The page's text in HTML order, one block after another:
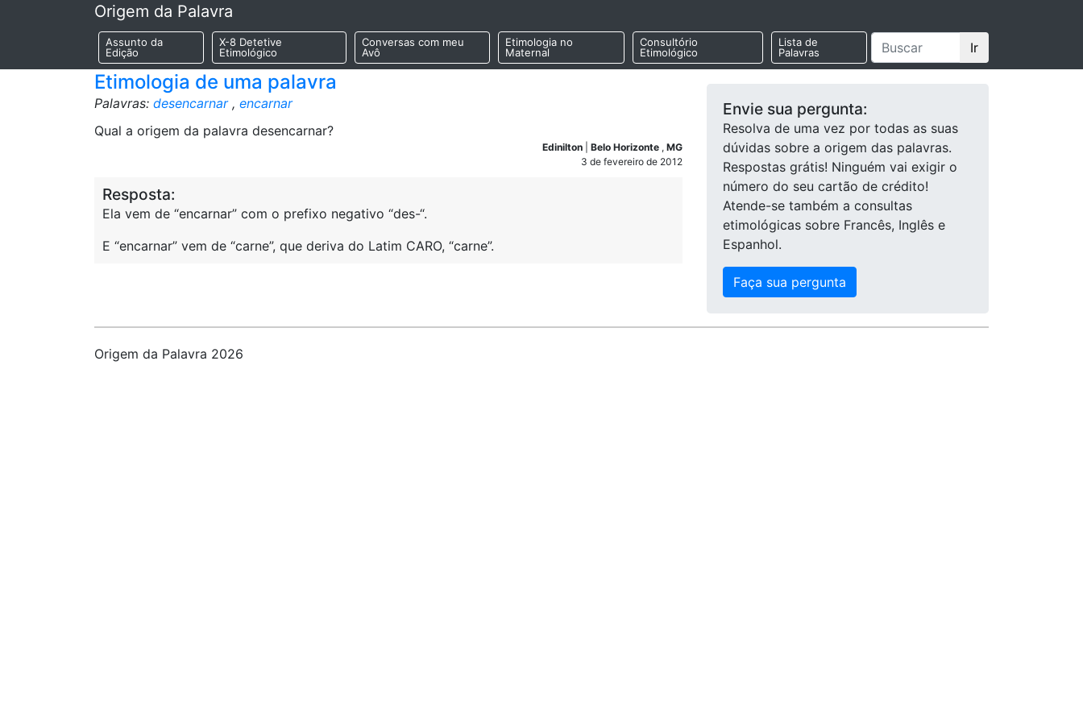
Origem da Palavra
Assunto da
Edição
X-8 Detetive
Etimológico
Conversas com meu
Avô
Etimologia no
Maternal
Consultório
Etimológico
Lista de
Palavras
Ir
Etimologia de uma palavra
Palavras: desencarnar, encarnar
Qual a origem da palavra desencarnar?
Edinilton Belo Horizonte , MG
3 de fevereiro de 2012
Resposta:
Ela vem de “encarnar” com o prefixo negativo “des-“.
E “encarnar” vem de “carne”, que deriva do Latim CARO, “carne”.
Envie sua pergunta:
Resolva de uma vez por todas as suas
dúvidas sobre a origem das palavras.
Respostas grátis! Ninguém vai exigir o
número do seu cartão de crédito!
Atende-se também a consultas
etimológicas sobre Francês, Inglês e
Espanhol.
Faça sua pergunta
Origem da Palavra 2026